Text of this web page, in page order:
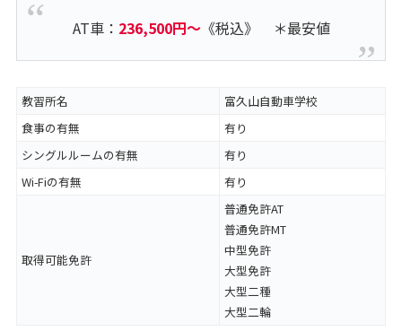
AT車： 236,500円～《税込》 ＊最安値
教習所名
富久山自動車学校
食事の有無
有り
シングルルームの有無
有り
Wi-Fiの有無
有り
取得可能免許
普通免許AT
普通免許MT
中型免許
大型免許
大型二種
大型二輪